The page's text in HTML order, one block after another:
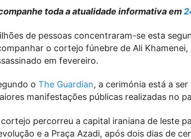
toda a atualidade informativa em
de pessoas concentraram-se esta
o cortejo fúnebre de Ali
em fevereiro.
o The Guardian, a cerimónia está a
manifestações públicas realizadas no
cortejo percorreu a capital iraniana de leste
e a Praça Azadi, após dois dias de